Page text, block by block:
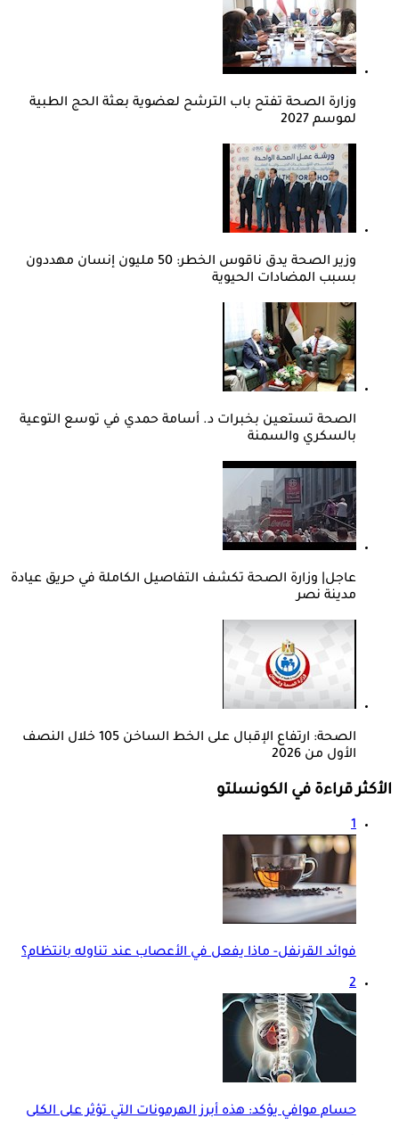
وزارة الصحة تفتح باب الترشح لعضوية بعثة الحج الطبية
لموسم 2027
وزير الصحة يدق ناقوس الخطر: 50 مليون إنسان مهددون
بسبب المضادات الحيوية
الصحة تستعين بخبرات د. أسامة حمدي في توسع التوعية
بالسكري والسمنة
عاجل| وزارة الصحة تكشف التفاصيل الكاملة في حريق عيادة
مدينة نصر
الصحة: ارتفاع الإقبال على الخط الساخن 105 خلال النصف
الأول من 2026
الأكثر قراءة في الكونسلتو
1
فوائد القرنفل- ماذا يفعل في الأعصاب عند تناوله بانتظام؟
2
حسام موافي يؤكد: هذه أبرز الهرمونات التي تؤثر على الكلى